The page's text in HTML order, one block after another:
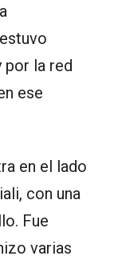
por la red
ese
en el lado
con una
Fue
varias